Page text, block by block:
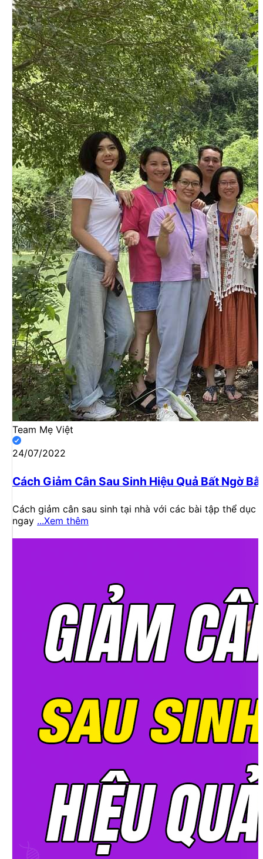
Team Mẹ Việt
24/07/2022
Cách Giảm Cân Sau Sinh Hiệu Quả Bất Ngờ
Cách giảm cân sau sinh tại nhà với các bài tập thể
ngay ...Xem thêm